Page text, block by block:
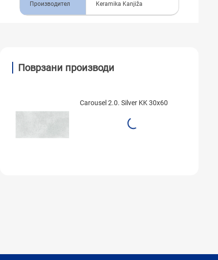
Производител Keramika Kanjiža
Поврзани производи
Carousel 2.0. Silver KK 30x60